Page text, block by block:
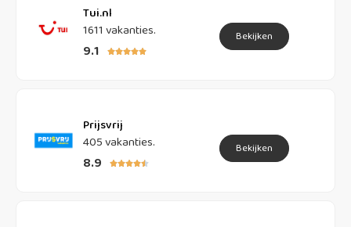
Tui.nl
1611 vakanties.
9.1 
Bekijken
Prijsvrij
405 vakanties.
8.9 
Bekijken